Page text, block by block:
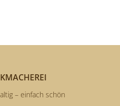
– einfach schön